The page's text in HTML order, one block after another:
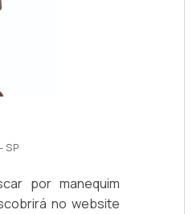
.
SP
por manequim
no website